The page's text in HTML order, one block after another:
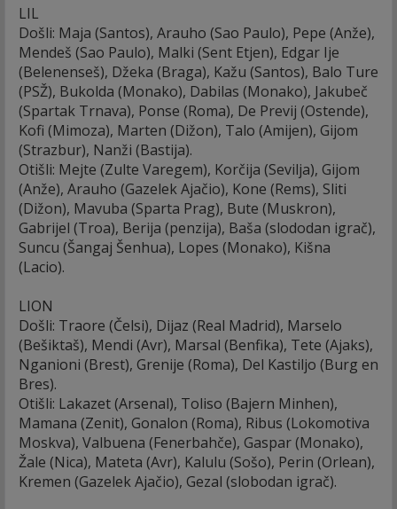
LIL
Došli: Maja (Santos), Arauho (Sao Paulo), Pepe (Anže),
Mendeš (Sao Paulo), Malki (Sent Etjen), Edgar Ije
(Belenenseš), Džeka (Braga), Kažu (Santos), Balo Ture
(PSŽ), Bukolda (Monako), Dabilas (Monako), Jakubeč
(Spartak Trnava), Ponse (Roma), De Previj (Ostende),
Kofi (Mimoza), Marten (Dižon), Talo (Amijen), Gijom
(Strazbur), Nanži (Bastija).
Otišli: Mejte (Zulte Varegem), Korčija (Sevilja), Gijom
(Anže), Arauho (Gazelek Ajačio), Kone (Rems), Sliti
(Dižon), Mavuba (Sparta Prag), Bute (Muskron),
Gabrijel (Troa), Berija (penzija), Baša (slododan igrač),
Suncu (Šangaj Šenhua), Lopes (Monako), Kišna
(Lacio).
LION
Došli: Traore (Čelsi), Dijaz (Real Madrid), Marselo
(Bešiktaš), Mendi (Avr), Marsal (Benfika), Tete (Ajaks),
Nganioni (Brest), Grenije (Roma), Del Kastiljo (Burg en
Bres).
Otišli: Lakazet (Arsenal), Toliso (Bajern Minhen),
Mamana (Zenit), Gonalon (Roma), Ribus (Lokomotiva
Moskva), Valbuena (Fenerbahče), Gaspar (Monako),
Žale (Nica), Mateta (Avr), Kalulu (Sošo), Perin (Orlean),
Kremen (Gazelek Ajačio), Gezal (slobodan igrač).